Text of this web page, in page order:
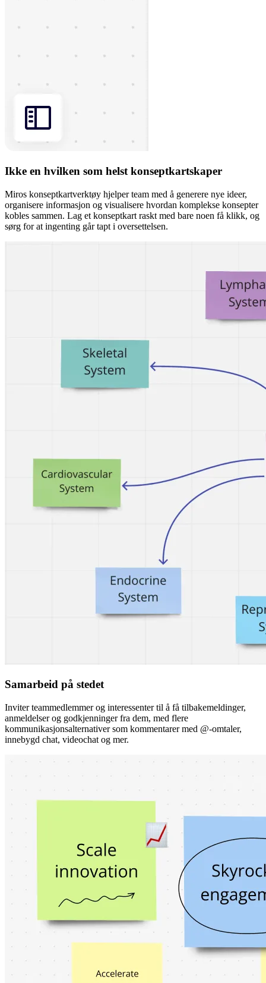
Ikke en hvilken som helst konseptkartskaper
Miros konseptkartverktøy hjelper team med å generere nye ideer,
organisere informasjon og visualisere hvordan komplekse konsepter
kobles sammen. Lag et konseptkart raskt med bare noen få klikk, og
sørg for at ingenting går tapt i oversettelsen.
Samarbeid på stedet
Inviter teammedlemmer og interessenter til å få tilbakemeldinger,
anmeldelser og godkjenninger fra dem, med flere
kommunikasjonsalternativer som kommentarer med @-omtaler,
innebygd chat, videochat og mer.